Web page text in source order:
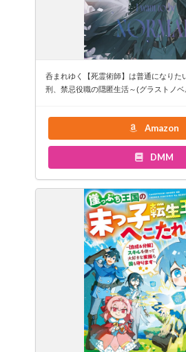
呑まれゆく【死霊術師】は普通になりた
刑、禁忌役職の隠匿生活～(グラストノベ
Amazon
DMM